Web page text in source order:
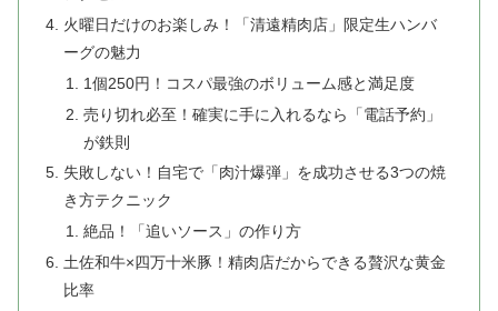
火曜日だけのお楽しみ！「清遠精肉店」限定生ハンバ
ーグの魅力
1個250円！コスパ最強のボリューム感と満足度
売り切れ必至！確実に手に入れるなら「電話予約」
が鉄則
失敗しない！自宅で「肉汁爆弾」を成功させる3つの焼
き方テクニック
絶品！「追いソース」の作り方
土佐和牛×四万十米豚！精肉店だからできる贅沢な黄金
比率